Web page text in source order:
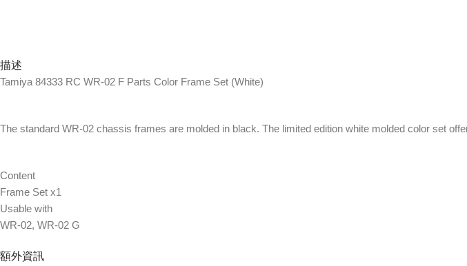
描述
Tamiya 84333 RC WR-02 F Parts Color Frame Set (White)
The standard WR-02 chassis frames are molded in black. The limited edition white molded color set
Content
Frame Set x1
Usable with
WR-02, WR-02 G
額外資訊